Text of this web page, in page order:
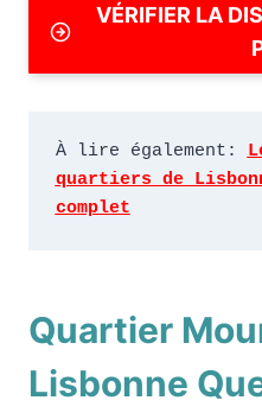
VÉRIFIER LA
À lire également:
quartiers de
complet
Quartier
Lisbonne